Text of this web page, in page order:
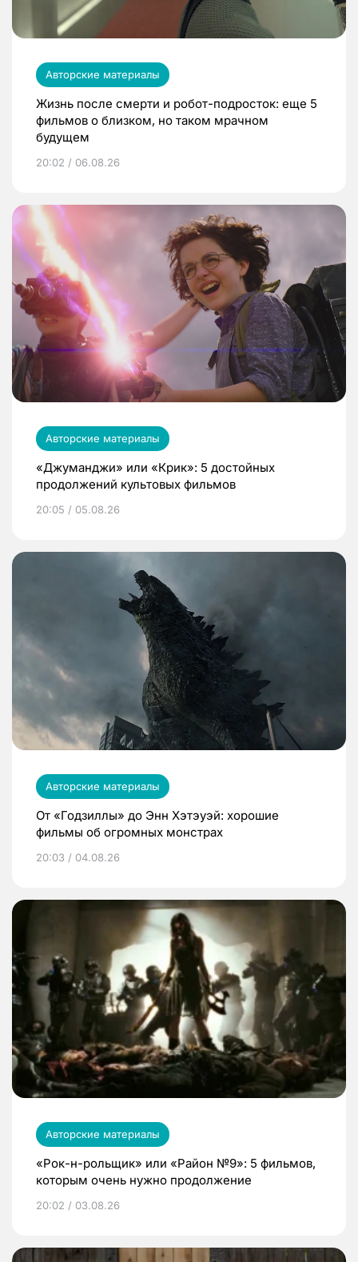
Авторские материалы
Жизнь после смерти и робот-подросток: еще 5
фильмов о близком, но таком мрачном
будущем
20:02 / 06.08.26
Авторские материалы
«Джуманджи» или «Крик»: 5 достойных
продолжений культовых фильмов
20:05 / 05.08.26
Авторские материалы
От «Годзиллы» до Энн Хэтэуэй: хорошие
фильмы об огромных монстрах
20:03 / 04.08.26
Авторские материалы
«Рок-н-рольщик» или «Район №9»: 5 фильмов,
которым очень нужно продолжение
20:02 / 03.08.26